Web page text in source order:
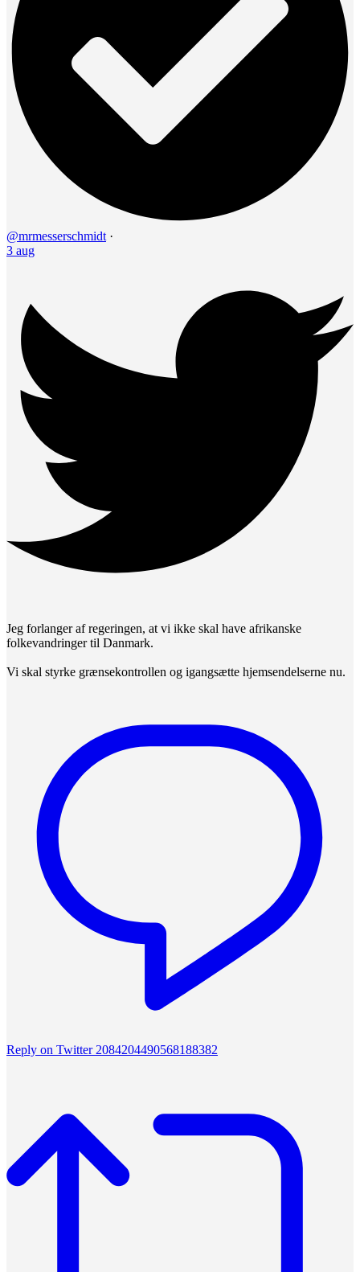
@mrmesserschmidt ·
3 aug
Jeg forlanger af regeringen, at vi ikke skal have afrikanske
folkevandringer til Danmark.
Vi skal styrke grænsekontrollen og igangsætte hjemsendelserne nu.
Reply on Twitter 2084204490568188382